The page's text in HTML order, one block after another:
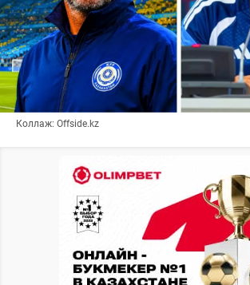
Коллаж: Offside.kz